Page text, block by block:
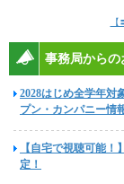
事務局からの
2028はじめ全学年対
プン・カンパニー情
【自宅で視聴可能
定！